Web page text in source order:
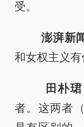
就是，好像
的比例应该
是一个女性
就可以了。
澎湃新